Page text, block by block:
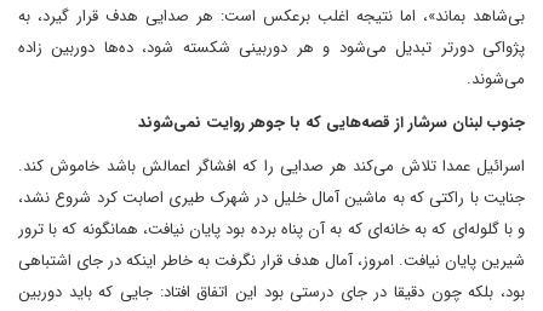
بی‌شاهد بماند»، اما نتیجه اغلب برعکس است: هر صدایی هدف قرار گیرد، به
پژواکی دورتر تبدیل می‌شود و هر دوربینی شکسته شود، ده‌ها دوربین زاده
می‌شوند.
جنوب لبنان سرشار از قصه‌هایی که با جوهر روایت نمی‌شوند
اسرائیل عمدا تلاش می‌کند هر صدایی را که افشاگر اعمالش باشد خاموش کند.
جنایت با راکتی که به ماشین آمال خلیل در شهرک طیری اصابت کرد شروع نشد،
و با گلوله‌ای که به خانه‌ای که به آن پناه برده بود پایان نیافت، همانگونه که با ترور
شیرین پایان نیافت. امروز، آمال هدف قرار نگرفت به خاطر اینکه در جای اشتباهی
بود، بلکه چون دقیقا در جای درستی بود این اتفاق افتاد: جایی که باید دوربین